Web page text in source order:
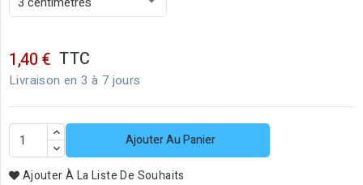
1,40 € TTC
Livraison en 3 à 7 jours
Ajouter Au Panier
Ajouter À La Liste De Souhaits